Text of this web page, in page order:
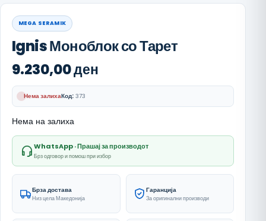
MEGA SERAMIK
Ignis Моноблок со Тарет
9.230,00ден
Нема залихаКод: 373
Нема на залиха
WhatsApp · Прашај за производот
Брз одговор и помош при избор
Брза достава
Низ цела Македонија
Гаранција
За оригинални производи